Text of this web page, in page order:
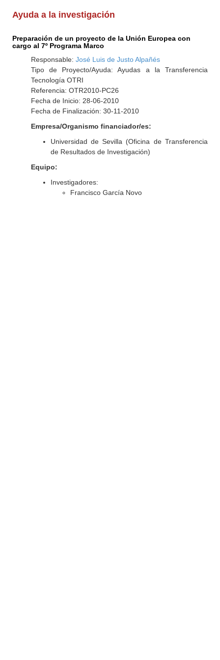
Ayuda a la investigación
Preparación de un proyecto de la Unión Europea con
cargo al 7º Programa Marco
Responsable: José Luis de Justo Alpañés
Tipo de Proyecto/Ayuda: Ayudas a la Transferencia
Tecnología OTRI
Referencia: OTR2010-PC26
Fecha de Inicio: 28-06-2010
Fecha de Finalización: 30-11-2010
Empresa/Organismo financiador/es:
Universidad de Sevilla (Oficina de Transferencia
de Resultados de Investigación)
Equipo:
Investigadores:
Francisco García Novo